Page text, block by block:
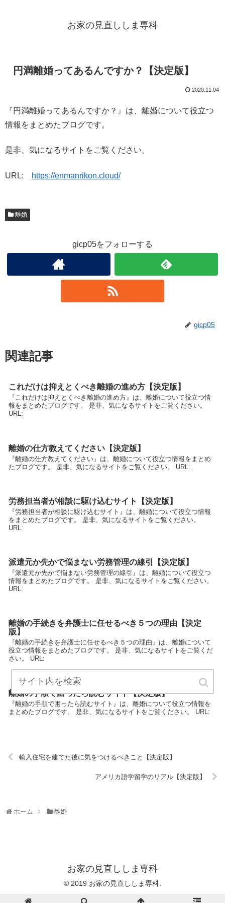
お家の見直ししま専科
円満離婚ってあるんですか？【決定版】
2020.11.04
『円満離婚ってあるんですか？』は、離婚について役立つ
情報をまとめたブログです。
是非、気になるサイトをご覧ください。
URL: https://enmanrikon.cloud/
離婚
gicp05をフォローする
gicp05
関連記事
これだけは抑えとくべき離婚の進め方【決定版】
『これだけは抑えとくべき離婚の進め方』は、離婚について役立つ情
報をまとめたブログです。 是非、気になるサイトをご覧ください。
URL:
離婚の仕方教えてください【決定版】
『離婚の仕方教えてください』は、離婚について役立つ情報をまとめ
たブログです。 是非、気になるサイトをご覧ください。 URL:
労務担当者が相談に駆け込むサイト【決定版】
『労務担当者が相談に駆け込むサイト』は、離婚について役立つ情報
をまとめたブログです。 是非、気になるサイトをご覧ください。
URL:
派遣元か先かで悩まない労務管理の線引【決定版】
『派遣元か先かで悩まない労務管理の線引』は、離婚について役立つ
情報をまとめたブログです。 是非、気になるサイトをご覧ください。
URL:
離婚の手続きを弁護士に任せるべき５つの理由【決定
版】
『離婚の手続きを弁護士に任せるべき５つの理由』は、離婚について
役立つ情報をまとめたブログです。 是非、気になるサイトをご覧くだ
さい。 URL:
離婚の手順で困ったら読むサイト【決定版】
『離婚の手順で困ったら読むサイト』は、離婚について役立つ情報を
まとめたブログです。 是非、気になるサイトをご覧ください。 URL:
輸入住宅を建てた後に気をつけるべきこと【決定版】
アメリカ語学留学のリアル【決定版】
ホーム 離婚
お家の見直ししま専科
© 2019 お家の見直ししま専科.